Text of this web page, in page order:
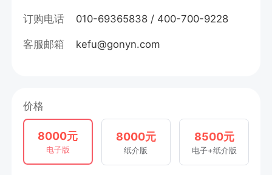
订购电话 010-69365838 / 400-700-9228
客服邮箱 kefu@gonyn.com
价格
8000元
电子版
8000元
纸介版
8500元
电子+纸介版